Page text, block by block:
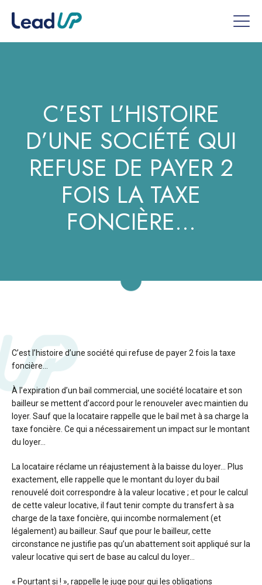
C’EST L’HISTOIRE
D’UNE SOCIÉTÉ QUI
REFUSE DE PAYER 2
FOIS LA TAXE
FONCIÈRE…
C’est l’histoire d’une société qui refuse de payer 2 fois la taxe
foncière…
À l’expiration d’un bail commercial, une société locataire et son
bailleur se mettent d’accord pour le renouveler avec maintien du
loyer. Sauf que la locataire rappelle que le bail met à sa charge la
taxe foncière. Ce qui a nécessairement un impact sur le montant
du loyer…
La locataire réclame un réajustement à la baisse du loyer… Plus
exactement, elle rappelle que le montant du loyer du bail
renouvelé doit correspondre à la valeur locative ; et pour le calcul
de cette valeur locative, il faut tenir compte du transfert à sa
charge de la taxe foncière, qui incombe normalement (et
légalement) au bailleur. Sauf que pour le bailleur, cette
circonstance ne justifie pas qu’un abattement soit appliqué sur la
valeur locative qui sert de base au calcul du loyer…
« Pourtant si ! », rappelle le juge pour qui les obligations